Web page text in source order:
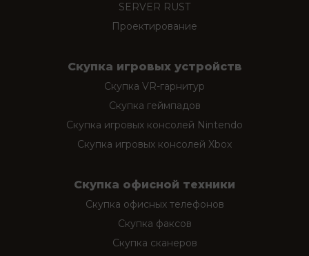
SERVER RUST
Проектирование
Скупка игровых устройств
Скупка VR-гарнитур
Скупка геймпадов
Скупка игровых консолей Nintendo
Скупка игровых консолей Xbox
Скупка офисной техники
Скупка офисных телефонов
Скупка факсов
Скупка сканеров